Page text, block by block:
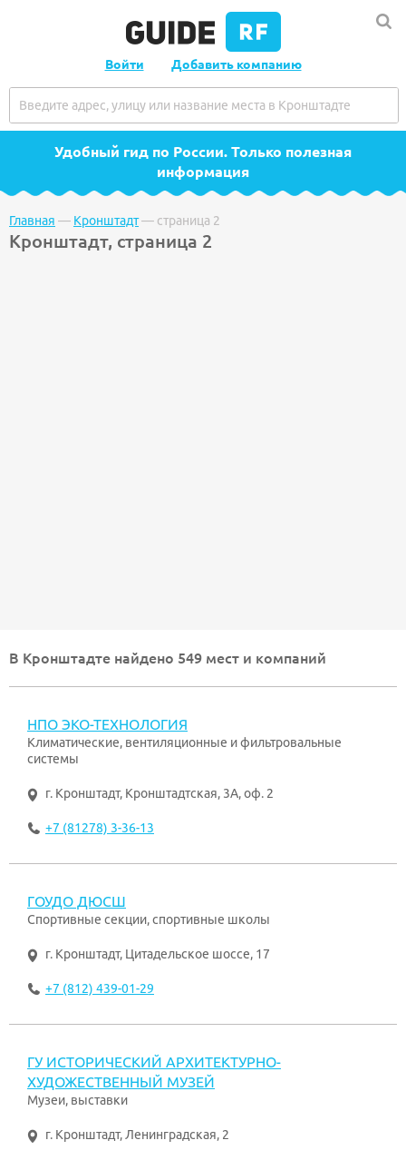
Войти Добавить компанию
Удобный гид по России. Только полезная
информация
Главная — Кронштадт— страница 2
Кронштадт, страница 2
В Кронштадте найдено 549 мест и компаний
НПО ЭКО-ТЕХНОЛОГИЯ
Климатические, вентиляционные и фильтровальные
системы
г. Кронштадт, Кронштадтская, 3А, оф. 2
+7 (81278) 3-36-13
ГОУДО ДЮСШ
Спортивные секции, спортивные школы
г. Кронштадт, Цитадельское шоссе, 17
+7 (812) 439-01-29
ГУ ИСТОРИЧЕСКИЙ АРХИТЕКТУРНО-
ХУДОЖЕСТВЕННЫЙ МУЗЕЙ
Музеи, выставки
г. Кронштадт,Ленинградская, 2